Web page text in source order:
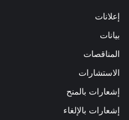
إعلانات
بيانات
المناقصات
الاستشارات
إشعارات بالمنح
إشعارات بالإلغاء